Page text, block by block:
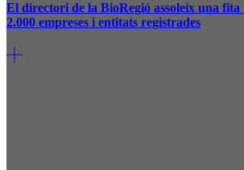
El directori de la BioRegió assoleix una fita
2.000 empreses i entitats registrades